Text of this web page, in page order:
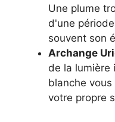
Une plume
d'une
souvent son
Archange
de la lumière
blanche
votre propre